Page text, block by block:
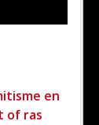
en
of ras